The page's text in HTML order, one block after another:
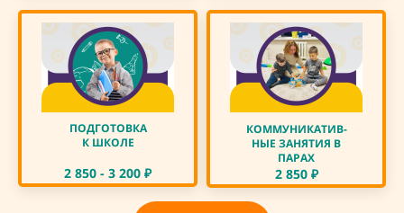
ПОДГОТОВКА
К ШКОЛЕ
2 850 - 3 200 ₽
КОММУНИКАТИВ-
НЫЕ ЗАНЯТИЯ В
ПАРАХ
2 850 ₽